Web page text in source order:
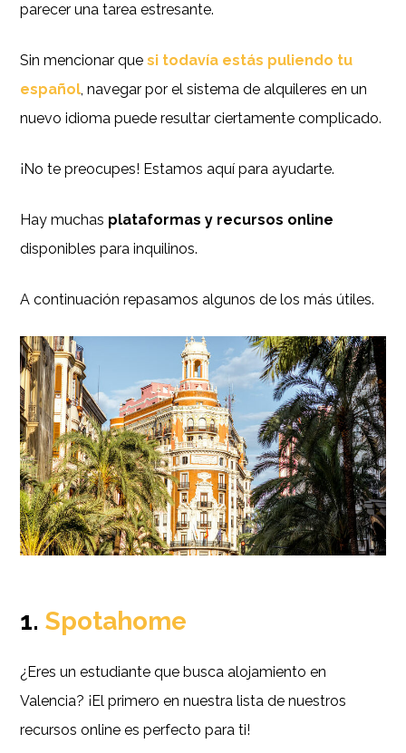
parecer una tarea estresante.
Sin mencionar quesi todavía estás puliendo tu
español, navegar por el sistema de alquileres en un
nuevo idioma puede resultar ciertamente complicado.
¡No te preocupes! Estamos aquí para ayudarte.
Hay muchas plataformas y recursos online
disponibles para inquilinos.
A continuación repasamos algunos de los más útiles.
1.Spotahome
¿Eres un estudiante que busca alojamiento en
Valencia? ¡El primero en nuestra lista de nuestros
recursos online es perfecto para ti!